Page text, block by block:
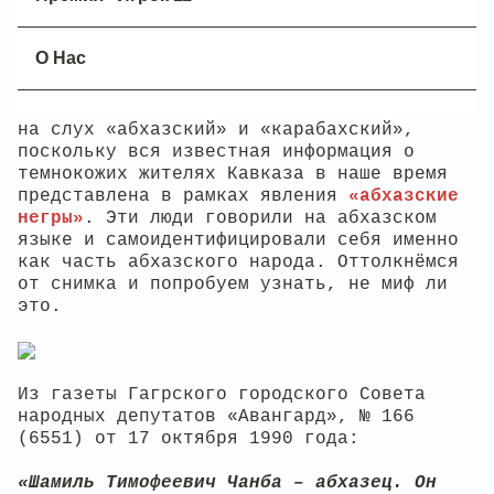
О Нас
что это именно «карабахский "Араб"
горец». Может, действительно
на слух «абхазский» и «карабахский»,
поскольку вся известная информация о
темнокожих жителях Кавказа в наше время
представлена в рамках явления «абхазские
негры» . Эти люди говорили на абхазском
языке и самоидентифицировали себя именно
как часть абхазского народа. Оттолкнёмся
от снимка и попробуем узнать, не миф ли
это.
Из газеты Гагрского городского Совета
народных депутатов «Авангард», № 166
(6551) от 17 октября 1990 года:
«Шамиль Тимофеевич Чанба – абхазец. Он